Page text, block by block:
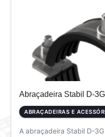
Abraçadeira Stabil D-
ABRAÇADEIRAS E
A abraçadeira Stabil D-